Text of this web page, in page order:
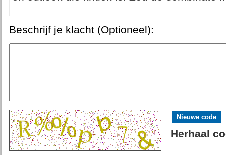
Beschrijf je klacht (Optioneel):
Nieuwe code
Herhaal